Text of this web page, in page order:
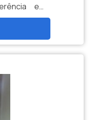
em
dE
estrado de
com os
para
muitas
área de